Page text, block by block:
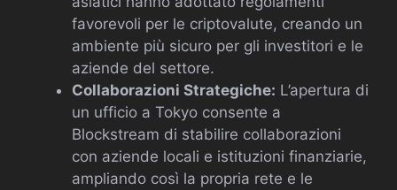
favorevoli per le criptovalute, creando un
ambiente più sicuro per gli investitori e le
aziende del settore.
Collaborazioni Strategiche: L’apertura di
un ufficio a Tokyo consente a
Blockstream di stabilire collaborazioni
con aziende locali e istituzioni finanziarie,
ampliando così la propria rete e le